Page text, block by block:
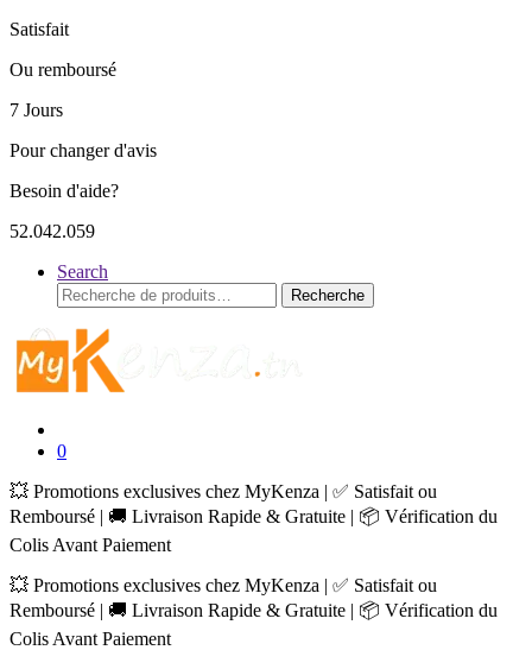
Satisfait
Ou remboursé
7 Jours
Pour changer d'avis
Besoin d'aide?
52.042.059
Search
Recherche
pour :
Recherche
0
💥 Promotions exclusives chez MyKenza | ✅ Satisfait ou
Remboursé | 🚚 Livraison Rapide & Gratuite | 📦 Vérification du
Colis Avant Paiement
💥 Promotions exclusives chez MyKenza | ✅ Satisfait ou
Remboursé | 🚚 Livraison Rapide & Gratuite | 📦 Vérification du
Colis Avant Paiement